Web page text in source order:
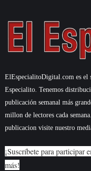
ElEspecialitoDigital.com es
Especialito. Tenemos
publicación semanal más
millon de lectores cada
publicacion visite nuestro
¡Suscríbete para participar
más!